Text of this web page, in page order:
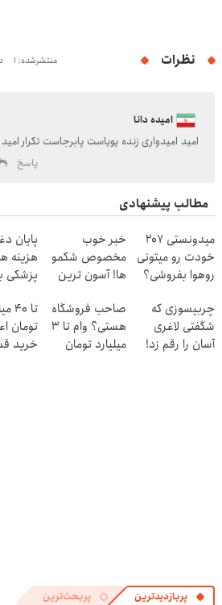
نظرات منتشرشده: 1
امیده دانا
امید امیدواری زنده پویاست پابرجاست تکرار
پاسخ
مطالب پیشنهادی
میدونستی 207
خودت رو میتونی
روهوا بفروشی؟
راحت بفروش
خبر خوب
مخصوص شکمو
ها! آسون ترین
معرفی شد
پایان
هزینه
پزشکی
خانگی
چربیسوزی که
شگفتی لاغری
آسان را رقم زد!
صاحب فروشگاه
هستی؟ وام تا ۳
میلیارد تومان
تا
تومان
خرید
پربازدیدترین پربحث‌ترین